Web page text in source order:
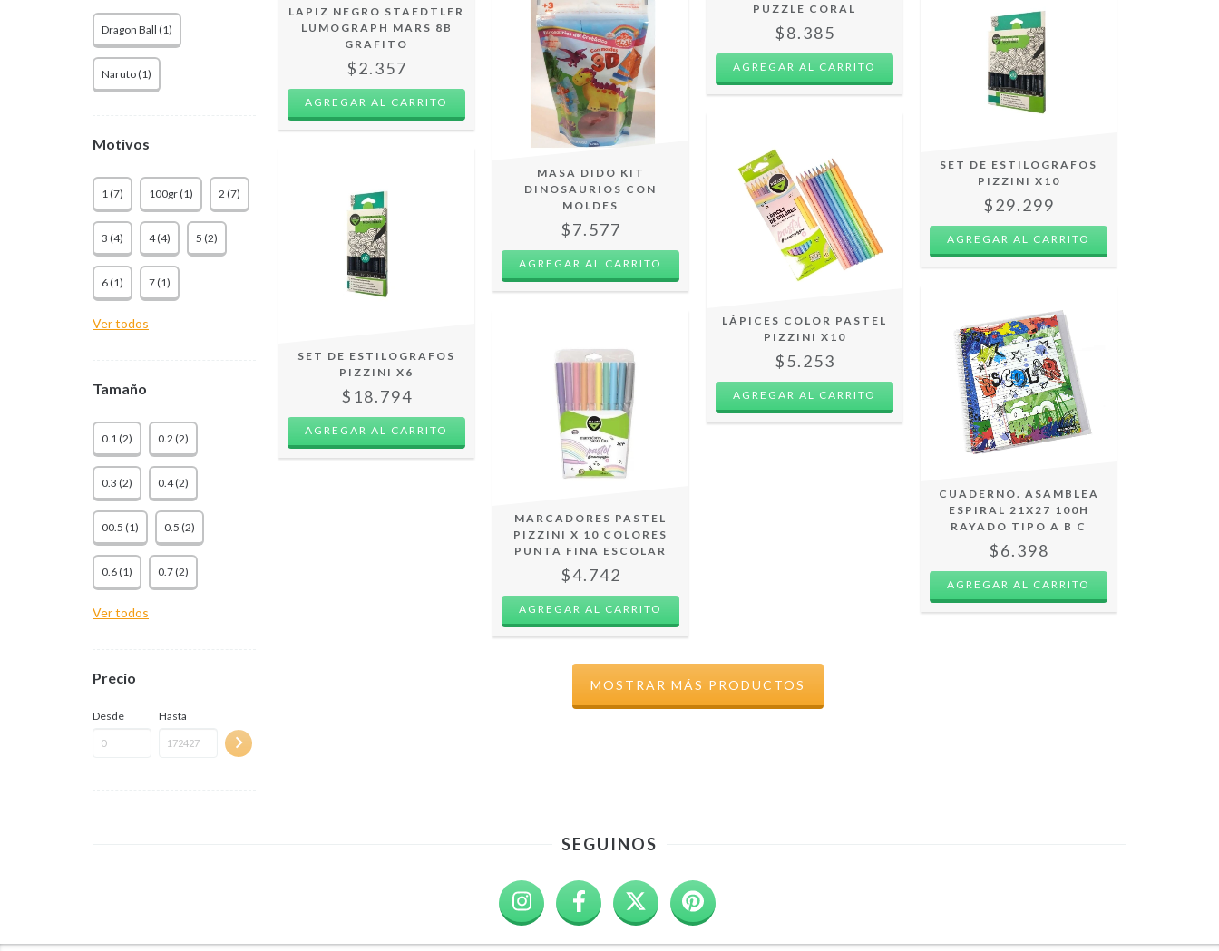
Dragon Ball (1)
Naruto (1)
Motivos
1 (7) 100gr (1) 2 (7)
3 (4) 4 (4) 5 (2)
6 (1) 7 (1)
Ver todos
Tamaño
0.1 (2) 0.2 (2)
0.3 (2) 0.4 (2)
00.5 (1) 0.5 (2)
0.6 (1) 0.7 (2)
Ver todos
Precio
Desde Hasta
LAPIZ NEGRO STAEDTLER
LUMOGRAPH MARS 8B
GRAFITO
$2.357
MASA DIDO KIT
DINOSAURIOS CON
MOLDES
$7.577
PUZZLE CORAL
$8.385
SET DE ESTILOGRAFOS
PIZZINI X10
$29.299
SET DE ESTILOGRAFOS
PIZZINI X6
$18.794
MARCADORES PASTEL
PIZZINI X 10 COLORES
PUNTA FINA ESCOLAR
$4.742
LÁPICES COLOR PASTEL
PIZZINI X10
$5.253
CUADERNO. ASAMBLEA
ESPIRAL 21X27 100H
RAYADO TIPO A B C
$6.398
MOSTRAR MÁS PRODUCTOS
SEGUINOS